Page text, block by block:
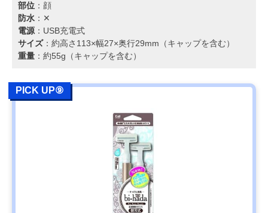
部位 ：顔
防水 ：✕
電源：USB充電式
サイズ：約高さ113×幅27×奥行29mm（キャップを含む）
重量 ：約55g（キャップを含む）
PICK UP⑨